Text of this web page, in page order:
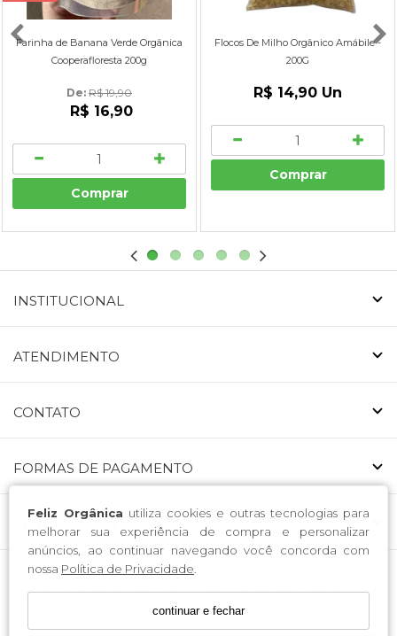
Feliz Orgânica utiliza cookies e outras tecnologias para
melhorar sua experiência de compra e personalizar
anúncios, ao continuar navegando você concorda com
nossa Política de Privacidade
continuar e fechar
Farinha de Banana Verde Orgânica
Cooperafloresta 200g
De: R$ 19,90
R$ 16,90
Comprar
Flocos De Milho Orgânico Amábile -
200G
R$ 14,90 Un
Comprar
INSTITUCIONAL
ATENDIMENTO
CONTATO
FORMAS DE PAGAMENTO
CERTIFICADOS
FELIZ ALIMENTOS ORGÂNICOS LTDA. / CNPJ: 53.146.519/0001-49
Endereço: Avenida Nossa Senhora da Luz 223